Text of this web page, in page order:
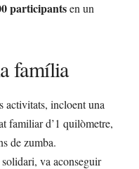
participantsen un
família
activitats, incloent una
familiar d’1 quilòmetre,
de zumba.
va aconseguir